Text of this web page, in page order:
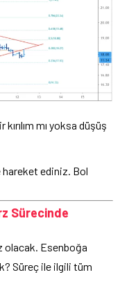
mı yoksa düşüş
hareket ediniz. Bol
Sürecinde
olacak. Esenboğa
Süreç ile ilgili tüm